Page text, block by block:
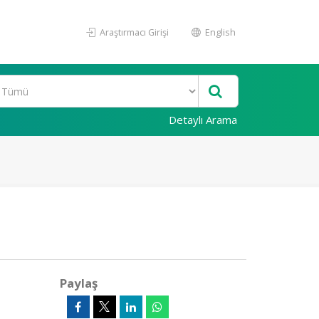
Araştırmacı Girişi English
Detaylı Arama
Paylaş